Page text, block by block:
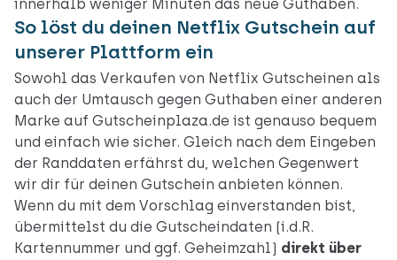
innerhalb weniger Minuten das neue Guthaben.
So löst du deinen Netflix Gutschein auf
unserer Plattform ein
Sowohl das Verkaufen von Netflix Gutscheinen als
auch der Umtausch gegen Guthaben einer anderen
Marke auf Gutscheinplaza.de ist genauso bequem
und einfach wie sicher. Gleich nach dem Eingeben
der Randdaten erfährst du, welchen Gegenwert
wir dir für deinen Gutschein anbieten können.
Wenn du mit dem Vorschlag einverstanden bist,
übermittelst du die Gutscheindaten (i.d.R.
Kartennummer und ggf. Geheimzahl) direkt über